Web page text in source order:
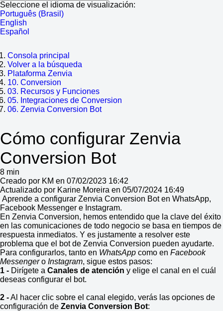
Seleccione el idioma de visualización:
Português (Brasil)
English
Español
Consola principal
Volver a la búsqueda
Plataforma Zenvia
10. Conversion
03. Recursos y Funciones
05. Integraciones de Conversion
06. Zenvia Conversion Bot
Cómo configurar Zenvia
Conversion Bot
8 min
Creado por KM en 07/02/2023 16:42
Actualizado por Karine Moreira en 05/07/2024 16:49
Aprende a configurar Zenvia Conversion Bot en WhatsApp,
Facebook Messenger e Instagram.
En Zenvia Conversion, hemos entendido que la clave del éxito
en las comunicaciones de todo negocio se basa en tiempos de
respuesta inmediatos. Y es justamente a resolver este
problema que el bot de Zenvia Conversion pueden ayudarte.
Para configurarlos, tanto en WhatsApp como en Facebook
Messengero Instagram, sigue estos pasos:
1 - Dirígete a Canales de atención y elige el canal en el cuál
deseas configurar el bot.
2 -Al hacer clic sobre el canal elegido, verás las opciones de
configuración de Zenvia Conversion Bot: